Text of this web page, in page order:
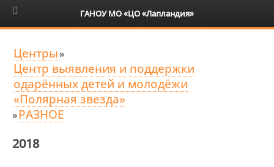
6+
Центры»
Центр выявления и поддержки
одарённых детей и молодёжи
«Полярная звезда»
»РАЗНОЕ
2018
ГАНОУ МО «ЦО «Лапландия»